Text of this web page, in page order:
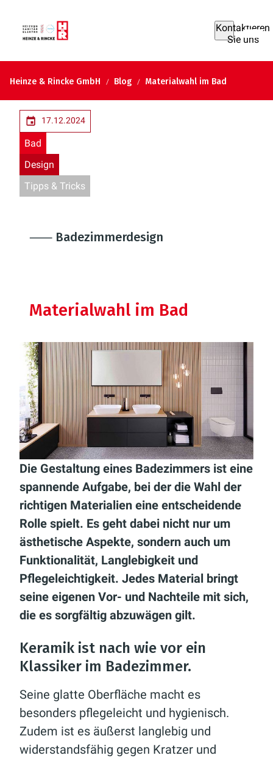
Kontaktieren
Sie uns
Heinze & Rincke GmbH Blog Materialwahl im Bad
17.12.2024
Bad
Design
Tipps & Tricks
⸺ Badezimmerdesign
Materialwahl im Bad
Die Gestaltung eines Badezimmers ist eine
spannende Aufgabe, bei der die Wahl der
richtigen Materialien eine entscheidende
Rolle spielt. Es geht dabei nicht nur um
ästhetische Aspekte, sondern auch um
Funktionalität, Langlebigkeit und
Pflegeleichtigkeit. Jedes Material bringt
seine eigenen Vor- und Nachteile mit sich,
die es sorgfältig abzuwägen gilt.
Keramik ist nach wie vor ein
Klassiker im Badezimmer.
Seine glatte Oberfläche macht es
besonders pflegeleicht und hygienisch.
Zudem ist es äußerst langlebig und
widerstandsfähig gegen Kratzer und